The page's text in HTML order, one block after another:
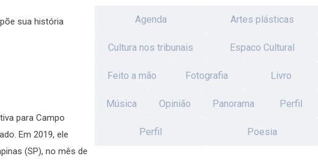
sua história
para Campo
Em 2019, ele
(SP), no mês de
Agenda Artes plásticas
Cultura nos tribunais Espaco Cultural
Feito a mão Fotografia Livro
Música Opinião Panorama Perfil
Perfil Poesia